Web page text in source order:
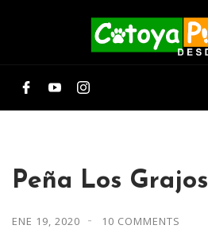
Peña Los Grajos
ENE 19, 2020 10 COMMENTS